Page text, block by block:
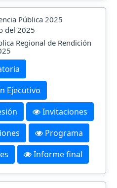
Pública 2025
del 2025
Regional de Rendición
Ejecutivo
Invitaciones
Programa
Informe final